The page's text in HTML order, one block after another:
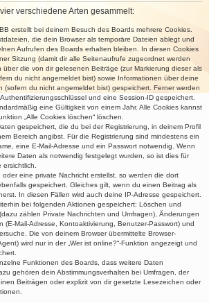
verschiedene Arten gesammelt:
erstellt bei deinem Besuch des Boards mehrere Cookies.
die dein Browser als temporäre Dateien ablegt und
Aufrufen des Boards erhalten bleiben. In diesen Cookies
Sitzung (damit dir alle Seitenaufrufe zugeordnet werden
über die von dir gelesenen Beiträge (zur Markierung dieser als
du nicht angemeldet bist) sowie Informationen über deine
(sofern du nicht angemeldet bist) gespeichert. Ferner werden
und eine Session-ID gespeichert.
eine Gültigkeit von einem Jahr. Alle Cookies kannst
„Alle Cookies löschen“ löschen.
gespeichert, die du bei der Registrierung, in deinem Profil
Bereich angibst. Für die Registrierung sind mindestens ein
eine E-Mail-Adresse und ein Passwort notwendig. Wenn
Daten als notwendig festgelegt wurden, so ist dies für
ersichtlich.
eine private Nachricht erstellst, so werden die dort
gespeichert. Gleiches gilt, wenn du einen Beitrag als
In diesen Fällen wird auch deine IP-Adresse gespeichert.
bei folgenden Aktionen gespeichert: Löschen und
zählen Private Nachrichten und Umfragen), Änderungen
(E-Mail-Adresse, Kontoaktivierung, Benutzer-Passwort) und
Die von deinem Browser übermittelte Browser-
wird nur in der „Wer ist online?“-Funktion angezeigt und
Funktionen des Boards, dass weitere Daten
gehören dein Abstimmungsverhalten bei Umfragen, der
Beiträgen oder explizit von dir gesetzte Lesezeichen oder